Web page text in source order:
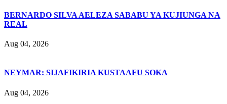
BERNARDO SILVA AELEZA SABABU YA KUJIUNGA NA
REAL
Aug 04, 2026
NEYMAR: SIJAFIKIRIA KUSTAAFU SOKA
Aug 04, 2026